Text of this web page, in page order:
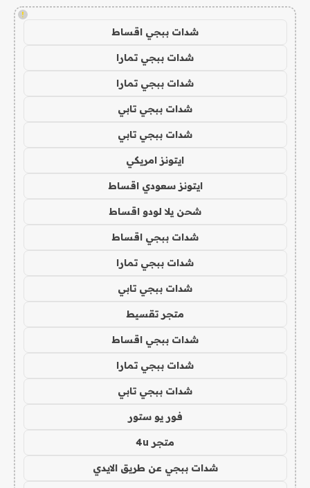
!
شدات ببجي اقساط
شدات ببجي تمارا
شدات ببجي تمارا
شدات ببجي تابي
شدات ببجي تابي
ايتونز امريكي
ايتونز سعودي اقساط
شحن يلا لودو اقساط
شدات ببجي اقساط
شدات ببجي تمارا
شدات ببجي تابي
متجر تقسيط
شدات ببجي اقساط
شدات ببجي تمارا
شدات ببجي تابي
فور يو ستور
متجر 4u
شدات ببجي عن طريق الايدي